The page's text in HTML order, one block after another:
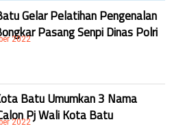
Gelar Pelatihan Pengenalan
Pasang Senpi Dinas Polri
2022
Batu Umumkan 3 Nama
Pj Wali Kota Batu
2022